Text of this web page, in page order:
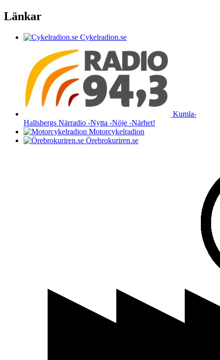
Länkar
Cykelradion.se
Kumla-
Hallsbergs Närradio -Nytta -Nöje -Närhet!
Motorcykelradion
Örebrokuriren.se